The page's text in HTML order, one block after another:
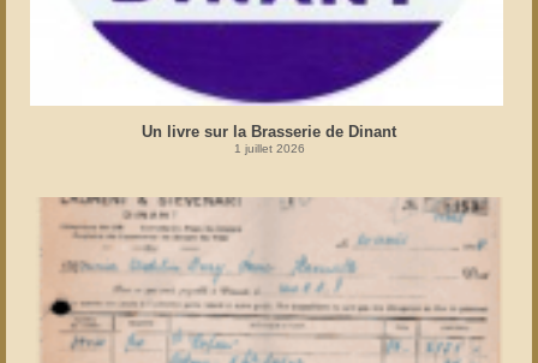
Un livre sur la Brasserie de Dinant
1 juillet 2026